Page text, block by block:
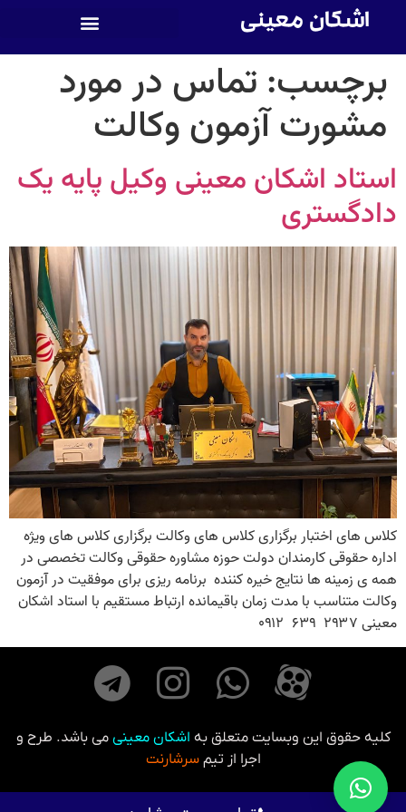
اشکان معینی
برچسب: تماس در مورد
مشورت آزمون وکالت
استاد اشکان معینی وکیل پایه یک
دادگستری
کلاس های اختبار برگزاری کلاس های وکالت برگزاری کلاس های ویژه
اداره حقوقی کارمندان دولت حوزه مشاوره حقوقی وکالت تخصصی در
همه ی زمینه ها نتایج خیره کننده برنامه ریزی برای موفقیت در آزمون
وکالت متناسب با مدت زمان باقیمانده ارتباط مستقیم با استاد اشکان
معینی ۲۹۳۷ ۶۳۹ ۰۹۱۲
کلیه حقوق این وبسایت متعلق به اشکان معینی می باشد. طرح و
اجرا از تیمسرشارنت